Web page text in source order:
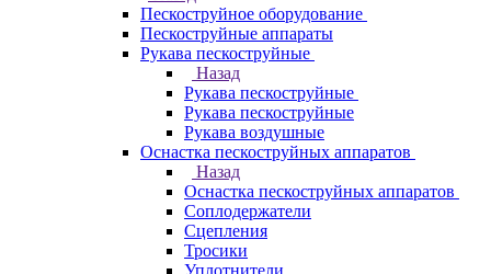
Пескоструйное оборудование
Пескоструйные аппараты
Рукава пескоструйные
Назад
Рукава пескоструйные
Рукава пескоструйные
Рукава воздушные
Оснастка пескоструйных аппаратов
Назад
Оснастка пескоструйных аппаратов
Соплодержатели
Сцепления
Тросики
Уплотнители